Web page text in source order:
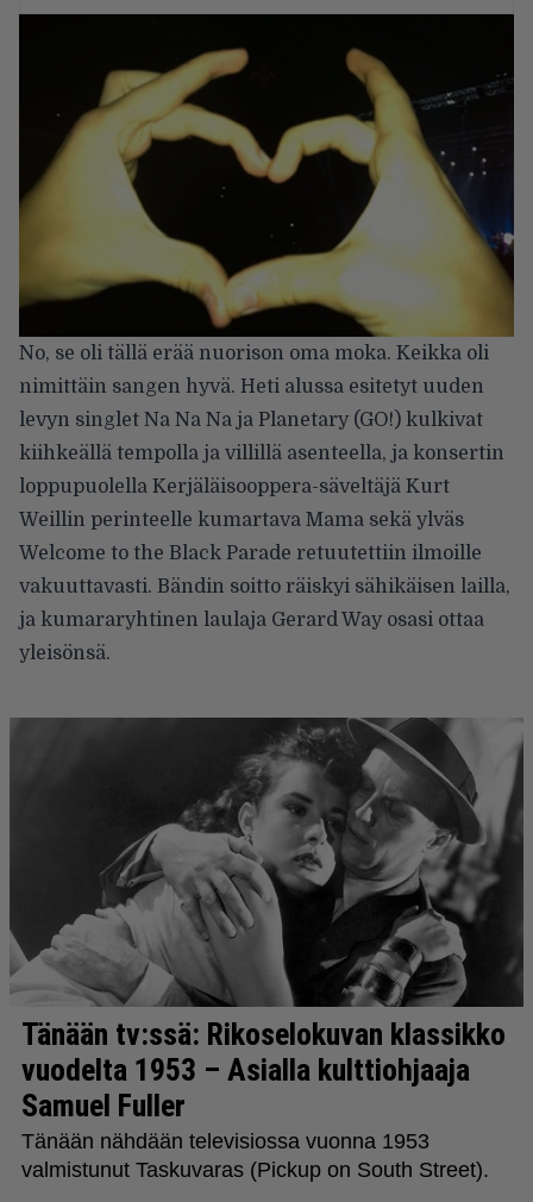
No, se oli tällä erää nuorison oma moka. Keikka oli
nimittäin sangen hyvä. Heti alussa esitetyt uuden
levyn singlet Na Na Na ja Planetary (GO!) kulkivat
kiihkeällä tempolla ja villillä asenteella, ja konsertin
loppupuolella Kerjäläisooppera-säveltäjä Kurt
Weillin perinteelle kumartava Mama sekä ylväs
Welcome to the Black Parade retuutettiin ilmoille
vakuuttavasti. Bändin soitto räiskyi sähikäisen lailla,
ja kumararyhtinen laulaja Gerard Way osasi ottaa
yleisönsä.